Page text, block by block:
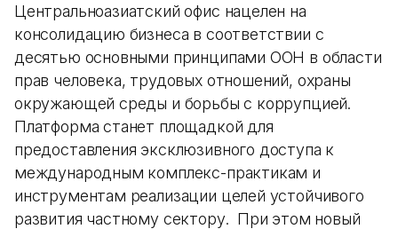
Центральноазиатский офис нацелен на
консолидацию бизнеса в соответствии с
десятью основными принципами ООН в области
прав человека, трудовых отношений, охраны
окружающей среды и борьбы с коррупцией.
Платформа станет площадкой для
предоставления эксклюзивного доступа к
международным комплекс-практикам и
инструментам реализации целей устойчивого
развития частному сектору. При этом новый